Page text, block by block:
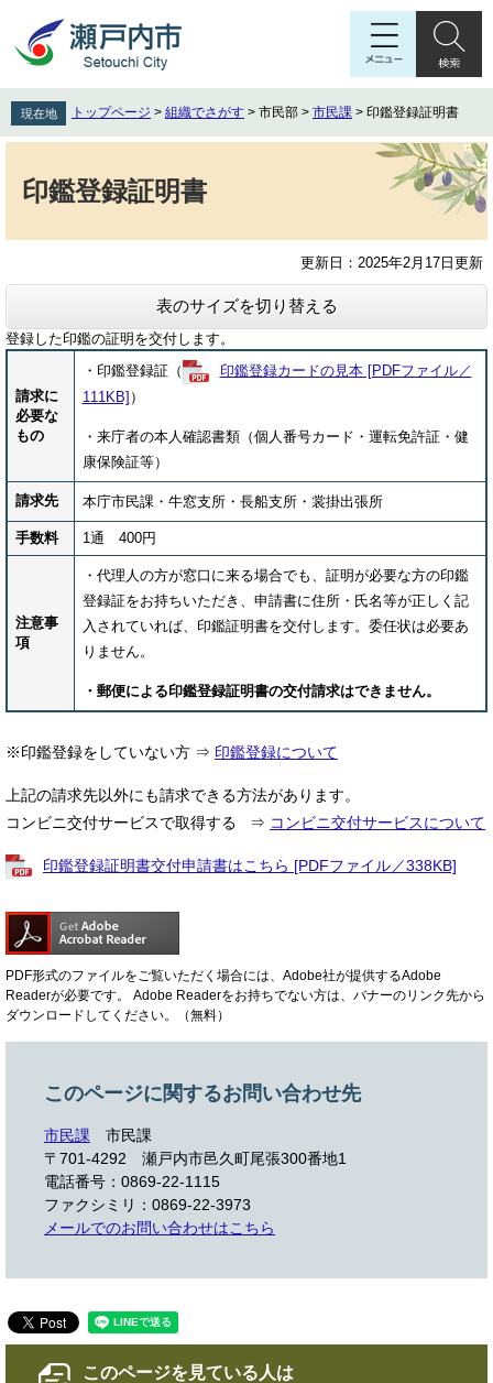
先
頭
を
飛
文
現在地 トップページ > 組織でさがす > 市民部 > 市民課 > 印鑑登録証明書
印鑑登録証明書
更新日：2025年2月17日更新
表のサイズを切り替える
登録した印鑑の証明を交付します。
請求に
必要な
もの
・印鑑登録証（
印鑑登録カードの見本 [PDFファイル／
111KB] ）
・来庁者の本人確認書類（個人番号カード・運転免許証・健
康保険証等）
請求先 本庁市民課・牛窓支所・長船支所・裳掛出張所
手数料 1通 400円
注意事
項
・代理人の方が窓口に来る場合でも、証明が必要な方の印鑑
登録証をお持ちいただき、申請書に住所・氏名等が正しく記
入されていれば、印鑑証明書を交付します。委任状は必要あ
りません​。
・郵便による印鑑登録証明書の交付請求はできません。
※印鑑登録をしていない方 ⇒ 印鑑登録について
上記の請求先以外にも請求できる方法があります。
コンビニ交付サービスで取得する ⇒ コンビニ交付サービスについて
印鑑登録証明書交付申請書はこちら [PDFファイル／338KB]
PDF形式のファイルをご覧いただく場合には、Adobe社が提供するAdobe
Readerが必要です。
Adobe Readerをお持ちでない方は、バナーのリンク先から
ダウンロードしてください。（無料）
このページに関するお問い合わせ先
市民課
市民課
〒701-4292
瀬戸内市邑久町尾張300番地1
電話番号：0869-22-1115
ファクシミリ：0869-22-3973
メールでのお問い合わせはこちら
このページを見ている人は